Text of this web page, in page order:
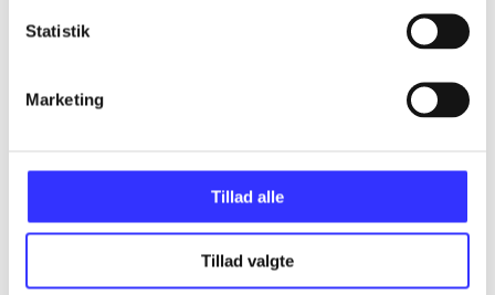
Statistik
Marketing
Tillad alle
Tillad valgte
Alle registrerede artikler fordelt på udgivelser
...